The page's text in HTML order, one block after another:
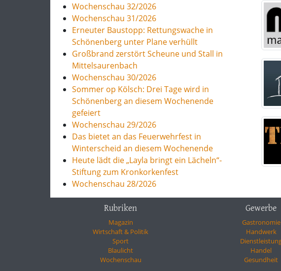
Wochenschau 32/2026
Wochenschau 31/2026
Erneuter Baustopp: Rettungswache in
Schönenberg unter Plane verhüllt
Großbrand zerstört Scheune und Stall in
Mittelsaurenbach
Wochenschau 30/2026
Sommer op Kölsch: Drei Tage wird in
Schönenberg an diesem Wochenende
gefeiert
Wochenschau 29/2026
Das bietet an das Feuerwehrfest in
Winterscheid an diesem Wochenende
Heute lädt die „Layla bringt ein Lächeln“-
Stiftung zum Kronkorkenfest
Wochenschau 28/2026
Rubriken
Magazin
Wirtschaft & Politik
Sport
Blaulicht
Wochenschau
Gewerbe
Gastronomie
Handwerk
Handel
Gesundheit